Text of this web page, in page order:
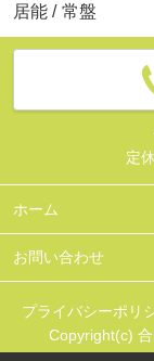
居能 / 常盤
定
ホーム
お問い合わせ
プライバシーポリ
Copyright(c)